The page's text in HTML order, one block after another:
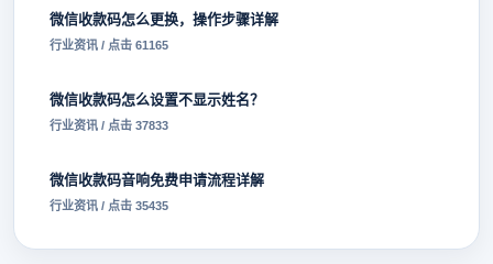
微信收款码怎么更换，操作步骤详解
行业资讯 / 点击 61165
微信收款码怎么设置不显示姓名？
行业资讯 / 点击 37833
微信收款码音响免费申请流程详解
行业资讯 / 点击 35435